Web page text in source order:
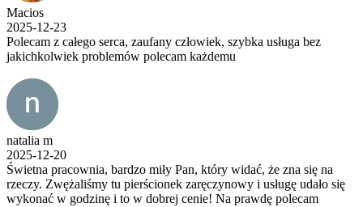
Macios
2025-12-23
Polecam z całego serca, zaufany człowiek, szybka usługa bez
jakichkolwiek problemów polecam każdemu
natalia m
2025-12-20
Świetna pracownia, bardzo miły Pan, który widać, że zna się na
rzeczy. Zwężaliśmy tu pierścionek zaręczynowy i usługę udało się
wykonać w godzinę i to w dobrej cenie! Na prawdę polecam